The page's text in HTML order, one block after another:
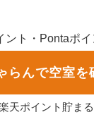
ント・Pontaポ
らんで空室を
天ポイント貯ま